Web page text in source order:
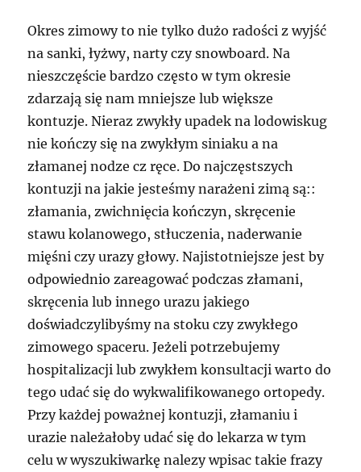
Okres zimowy to nie tylko dużo radości z wyjść
na sanki, łyżwy, narty czy snowboard. Na
nieszczęście bardzo często w tym okresie
zdarzają się nam mniejsze lub większe
kontuzje. Nieraz zwykły upadek na lodowiskug
nie kończy się na zwykłym siniaku a na
złamanej nodze cz ręce. Do najczęstszych
kontuzji na jakie jesteśmy narażeni zimą są::
złamania, zwichnięcia kończyn, skręcenie
stawu kolanowego, stłuczenia, naderwanie
mięśni czy urazy głowy. Najistotniejsze jest by
odpowiednio zareagować podczas złamani,
skręcenia lub innego urazu jakiego
doświadczylibyśmy na stoku czy zwykłego
zimowego spaceru. Jeżeli potrzebujemy
hospitalizacji lub zwykłem konsultacji warto do
tego udać się do wykwalifikowanego ortopedy.
Przy każdej poważnej kontuzji, złamaniu i
urazie należałoby udać się do lekarza w tym
celu w wyszukiwarkę nalezy wpisac takie frazy